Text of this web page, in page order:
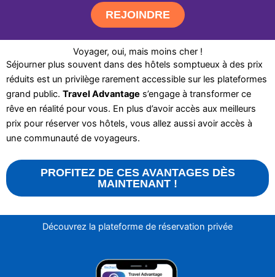
REJOINDRE
Voyager, oui, mais moins cher !
Séjourner plus souvent dans des hôtels somptueux à des prix
réduits est un privilège rarement accessible sur les plateformes
grand public. Travel Advantage s’engage à transformer ce
rêve en réalité pour vous. En plus d’avoir accès aux meilleurs
prix pour réserver vos hôtels, vous allez aussi avoir accès à
une communauté de voyageurs.
PROFITEZ DE CES AVANTAGES DÈS
MAINTENANT !
Découvrez la plateforme de réservation privée